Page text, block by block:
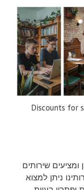
Discounts for
שירותים
ניתן למצוא